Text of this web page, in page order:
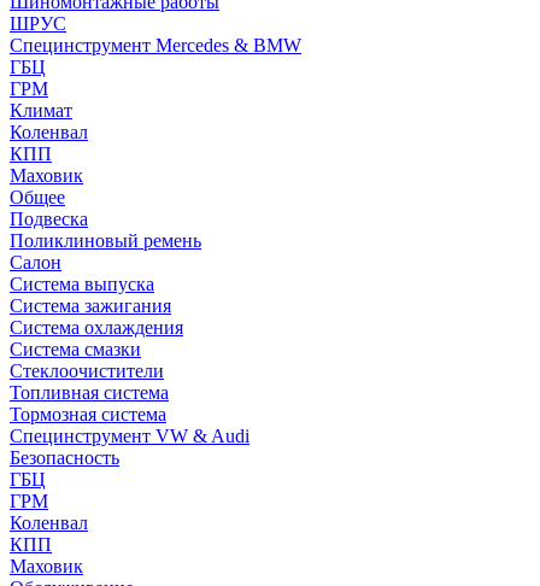
ШРУС
Специнструмент Mercedes & BMW
ГБЦ
ГРМ
Климат
Коленвал
КПП
Маховик
Общее
Подвеска
Поликлиновый ремень
Салон
Система выпуска
Система зажигания
Система охлаждения
Система смазки
Стеклоочистители
Топливная система
Тормозная система
Специнструмент VW & Audi
Безопасность
ГБЦ
ГРМ
Коленвал
КПП
Маховик